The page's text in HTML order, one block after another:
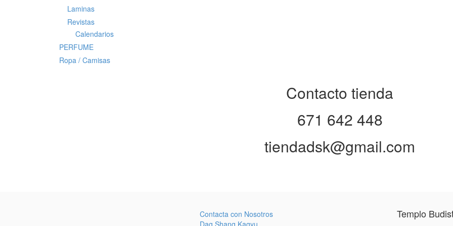
Laminas
Revistas
Calendarios
PERFUME
Ropa / Camisas
Contacto tienda
671 642 448
tiendadsk@gmail.com
Contacta con Nosotros
Dag Shang Kagyu
Templo